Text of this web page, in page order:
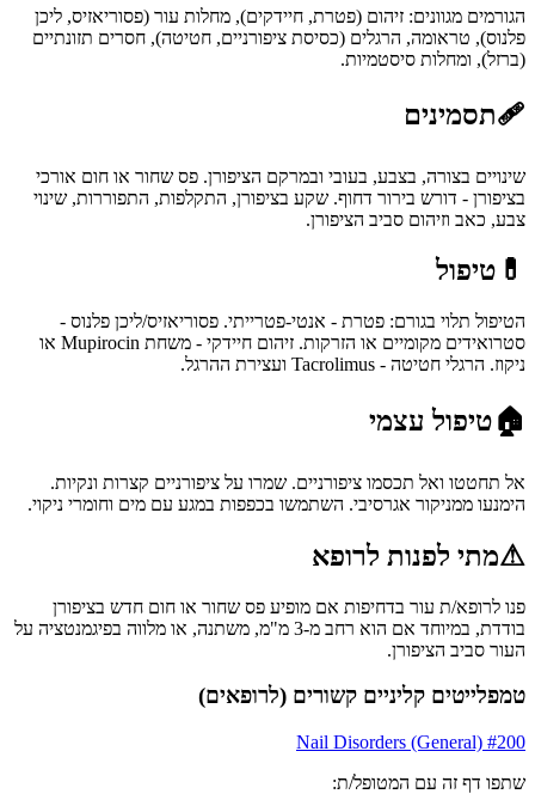
הגורמים מגוונים: זיהום (פטרת, חיידקים), מחלות עור (פסוריאזיס, ליכן
פלנוס), טראומה, הרגלים (כסיסת ציפורניים, חטיטה), חסרים תזונתיים
(ברזל), ומחלות סיסטמיות.
🩹תסמינים
שינויים בצורה, בצבע, בעובי ובמרקם הציפורן. פס שחור או חום אורכי
בציפורן - דורש בירור דחוף. שקע בציפורן, התקלפות, התפוררות, שינוי
צבע, כאב וזיהום סביב הציפורן.
💊 טיפול
הטיפול תלוי בגורם: פטרת - אנטי-פטרייתי. פסוריאזיס/ליכן פלנוס -
סטרואידים מקומיים או הזרקות. זיהום חיידקי - משחת Mupirocin או
ניקוז. הרגלי חטיטה - Tacrolimus ועצירת ההרגל.
🏠טיפול עצמי
אל תחטטו ואל תכסמו ציפורניים. שמרו על ציפורניים קצרות ונקיות.
הימנעו ממניקור אגרסיבי. השתמשו בכפפות במגע עם מים וחומרי ניקוי.
⚠מתי לפנות לרופא
פנו לרופא/ת עור בדחיפות אם מופיע פס שחור או חום חדש בציפורן
בודדת, במיוחד אם הוא רחב מ-3 מ"מ, משתנה, או מלווה בפיגמנטציה על
העור סביב הציפורן.
טמפלייטים קליניים קשורים (לרופאים)
#200
Nail Disorders (General)
שתפו דף זה עם המטופל/ת: